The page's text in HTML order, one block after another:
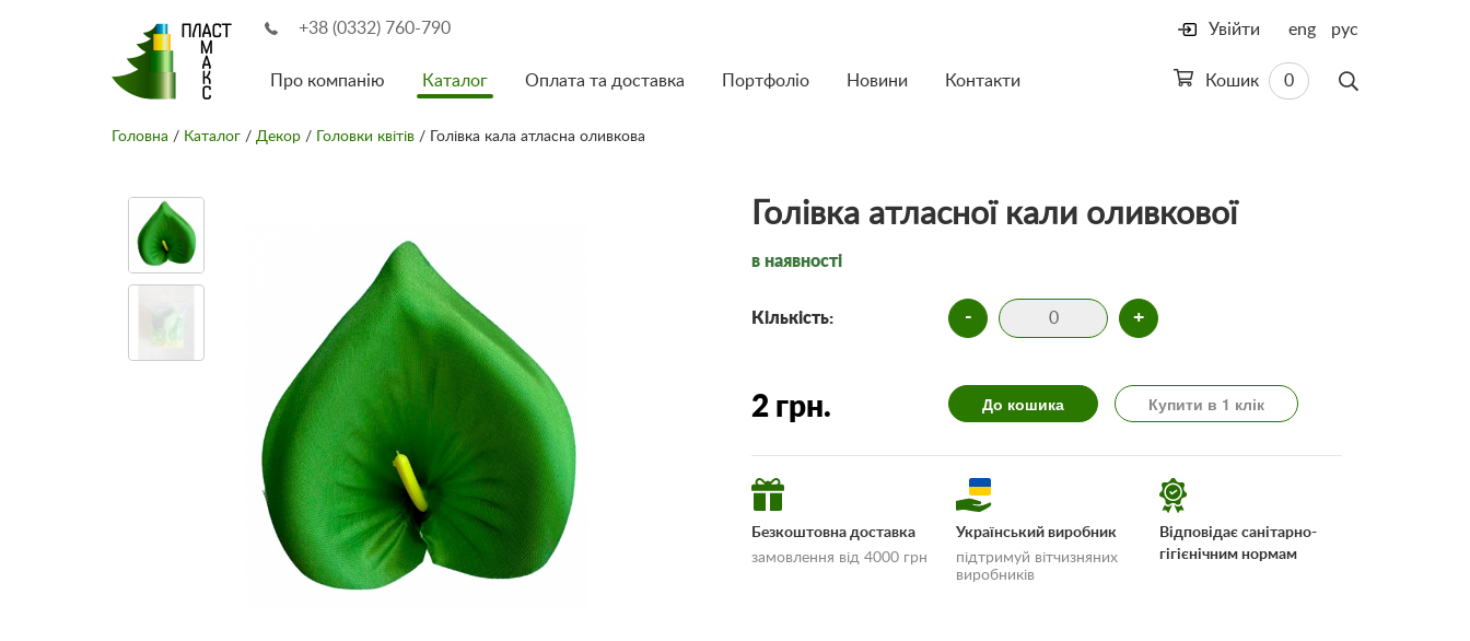
+38 (0332) 760-790 Увійти
Кошик 0
Про компанію Каталог Оплата та доставка Портфоліо Новини Контакти
eng рус
Головна / Каталог / Декор / Головки квітів / Голівка кала атласна оливкова
Голівка атласної кали оливкової
в наявності
Кількість: - +
2 грн. До кошика Купити в 1 клік
Безкоштовна доставка
замовлення від 4000 грн
Український виробник
підтримуй вітчизняних
виробників
Відповідає санітарно-
гігієнічним нормам